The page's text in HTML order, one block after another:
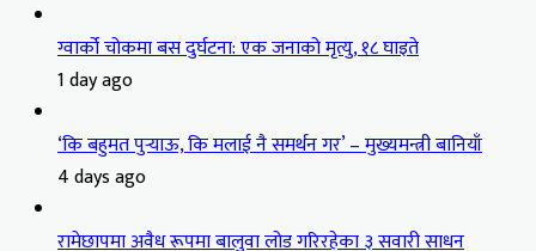
ग्वार्को चोकमा बस दुर्घटना: एक जनाको मृत्यु, १८ घाइते
1 day ago
‘कि बहुमत पुर्‍याऊ, कि मलाई नै समर्थन गर’ – मुख्यमन्त्री बानियाँ
4 days ago
रामेछापमा अवैध रूपमा बालुवा लोड गरिरहेका ३ सवारी साधन